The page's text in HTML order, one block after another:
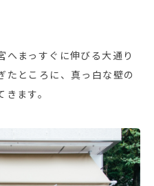
へまっすぐに伸びる大通り
たところに、真っ白な壁の
ます。